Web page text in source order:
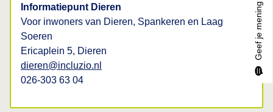
Informatiepunt Dieren
Voor inwoners van Dieren, Spankeren en Laag
Soeren
Ericaplein 5, Dieren
dieren@incluzio.nl
026-303 63 04
Geef je mening